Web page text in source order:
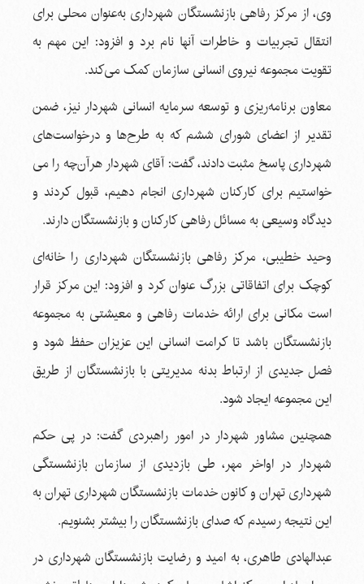
وی، از مرکز رفاهی بازنشستگان شهرداری به‌عنوان محلی برای
انتقال تجربیات و خاطرات آنها نام برد و افزود: این مهم به
تقویت مجموعه نیروی انسانی سازمان کمک می‌کند.
معاون برنامه‌ریزی و توسعه سرمایه انسانی شهردار نیز، ضمن
تقدیر از اعضای شورای ششم که به طرح‌ها و درخواست‌های
شهرداری پاسخ مثبت دادند، گفت: آقای شهردار هرآن‌چه را می
خواستیم برای کارکنان شهرداری انجام دهیم، قبول کردند و
دیدگاه وسیعی به مسائل رفاهی کارکنان و بازنشستگان دارند.
وحید خطیبی، مرکز رفاهی بازنشستگان شهرداری را خانه‌ای
کوچک برای اتفاقاتی بزرگ عنوان کرد و افزود: این مرکز قرار
است مکانی برای ارائه خدمات رفاهی و معیشتی به مجموعه
بازنشستگان باشد تا کرامت انسانی این عزیزان حفظ شود و
فصل جدیدی از ارتباط بدنه مدیریتی با بازنشستگان از طریق
این مجموعه ایجاد شود.
همچنین مشاور شهردار در امور راهبردی گفت: در پی حکم
شهردار در اواخر مهر، طی بازدیدی از سازمان بازنشستگی
شهرداری تهران و کانون خدمات بازنشستگان شهرداری تهران به
این نتیجه رسیدم که صدای بازنشستگان را بیشتر بشنویم.
عبدالهادی طاهری، به امید و رضایت بازنشستگان شهرداری در